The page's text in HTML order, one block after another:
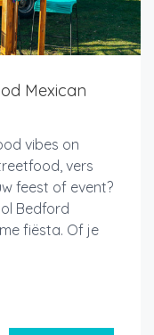
Mexican
vibes on
vers
feest of event?
Bedford
fiësta. Of je